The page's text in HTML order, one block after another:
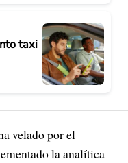
taxi
velado por el
la analítica